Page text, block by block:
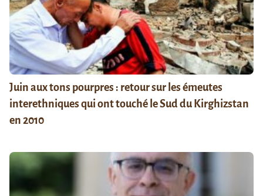
Juin aux tons pourpres : retour sur les émeutes
interethniques qui ont touché le Sud du Kirghizstan
en 2010